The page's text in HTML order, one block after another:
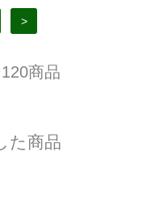
>
商品
た商品